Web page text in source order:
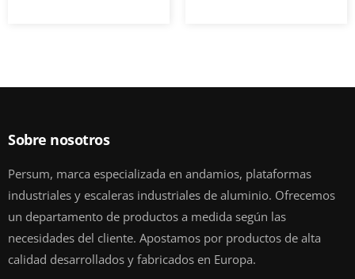
Sobre nosotros
Persum, marca especializada en andamios, plataformas
industriales y escaleras industriales de aluminio. Ofrecemos
un departamento de productos a medida según las
necesidades del cliente. Apostamos por productos de alta
calidad desarrollados y fabricados en Europa.